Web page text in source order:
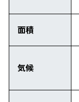
面積
気候